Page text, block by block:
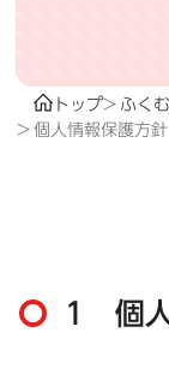
トップ
ふく
個人情報保護方針
1 個人